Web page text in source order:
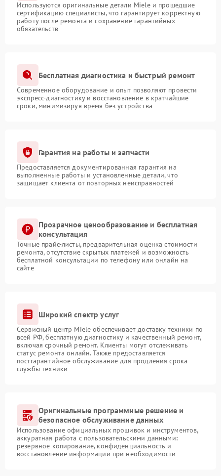
Используются оригинальные детали Miele и прошедшие
сертификацию специалисты, что гарантирует корректную
работу после ремонта и сохранение гарантийных
обязательств
Бесплатная диагностика и быстрый ремонт
Современное оборудование и опыт позволяют провести
экспресс-диагностику и восстановление в кратчайшие
сроки, минимизируя время без устройства
Гарантия на работы и запчасти
Предоставляется документированная гарантия на
выполненные работы и установленные детали, что
защищает клиента от повторных неисправностей
Прозрачное ценообразование и бесплатная
консультация
Точные прайс-листы, предварительная оценка стоимости
ремонта, отсутствие скрытых платежей и возможность
бесплатной консультации по телефону или онлайн на
сайте
Широкий спектр услуг
Сервисный центр Miele обеспечивает доставку техники по
всей РФ, бесплатную диагностику и качественный ремонт,
включая срочный ремонт. Клиенты могут отслеживать
статус ремонта онлайн. Также предоставляется
постгарантийное обслуживание для продления срока
службы техники
Оригинальные программные решение и
безопасное обслуживание данных
Использование официальных прошивок и инструментов,
аккуратная работа с пользовательскими данными:
резервное копирование, конфиденциальность и
восстановление информации при необходимости